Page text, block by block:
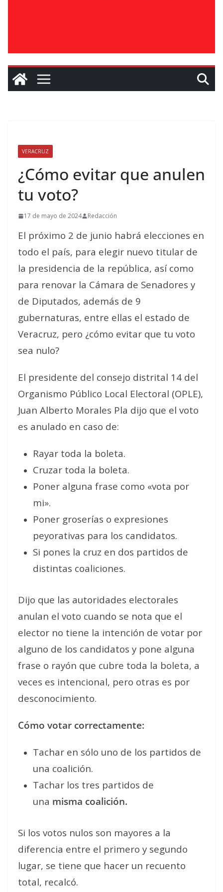
VERACRUZ
¿Cómo evitar que anulen
tu voto?
17 de mayo de 2024 Redacción
El próximo 2 de junio habrá elecciones en
todo el país, para elegir nuevo titular de
la presidencia de la república, así como
para renovar la Cámara de Senadores y
de Diputados, además de 9
gubernaturas, entre ellas el estado de
Veracruz, pero ¿cómo evitar que tu voto
sea nulo?
El presidente del consejo distrital 14 del
Organismo Público Local Electoral (OPLE),
Juan Alberto Morales Pla dijo que el voto
es anulado en caso de:
Rayar toda la boleta.
Cruzar toda la boleta.
Poner alguna frase como «vota por
mi».
Poner groserías o expresiones
peyorativas para los candidatos.
Si pones la cruz en dos partidos de
distintas coaliciones.
Dijo que las autoridades electorales
anulan el voto cuando se nota que el
elector no tiene la intención de votar por
alguno de los candidatos y pone alguna
frase o rayón que cubre toda la boleta, a
veces es intencional, pero otras es por
desconocimiento.
Cómo votar correctamente:
Tachar en sólo uno de los partidos de
una coalición.
Tachar los tres partidos de
una misma coalición.
Si los votos nulos son mayores a la
diferencia entre el primero y segundo
lugar, se tiene que hacer un recuento
total, recalcó.